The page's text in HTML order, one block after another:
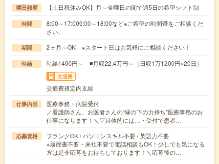
曜日頻度 【土日祝休みOK】月～金曜日の間で週5日の希望シフト制
時間
8:00～17:009:00～18:00など※ご希望の時間帯をご相談くだ
さい。
期間 2ヶ月～OK ※スタート日はお気軽にご相談ください！
時給 時給1400円～ ■月収22.4万円～（日収1万1200円×20日）
交通費
交通費規定内支給
仕事内容
医療事務・病院受付
／看護師さん、お医者さんの“縁の下の力持ち”医療事務のお
仕事になります！＼▽具体的には…・受付で患者…
応募資格
ブランクOK / パソコンスキル不要 / 英語力不要
※履歴書不要・来社不要で電話相談もOK！少しでも気になる
方は是非応募をお待ちしております！＼応募後の…